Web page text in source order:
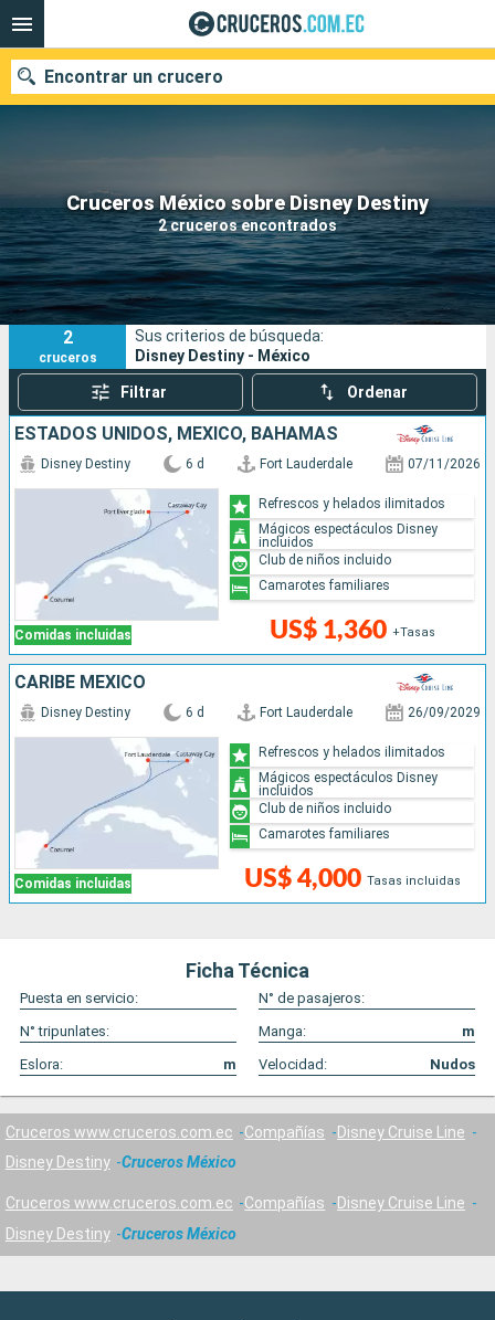
Cruceros México sobre Disney Destiny
2 cruceros encontrados
Encontrar un crucero
Nuestros destinos
Fecha de salida
Puertos Compañías
Buscar
2
cruceros
Sus criterios de búsqueda:
Disney Destiny - México
Filtrar Ordenar
ESTADOS UNIDOS, MÉXICO, BAHAMAS
Comidas incluidas
Disney Destiny 6 d Fort Lauderdale 07/11/2026
US$ 1,360 +Tasas
Refrescos y helados ilimitados
Mágicos espectáculos Disney
incluidos
Club de niños incluido
Camarotes familiares
CARIBE MEXICO
Comidas incluidas
Disney Destiny 6 d Fort Lauderdale 26/09/2029
US$ 4,000 Tasas incluidas
Refrescos y helados ilimitados
Mágicos espectáculos Disney
incluidos
Club de niños incluido
Camarotes familiares
Ficha Técnica
Puesta en servicio:
N° de pasajeros:
N° tripunlates:
Manga:
m
Eslora:
m Velocidad: Nudos
Cruceros www.cruceros.com.ec Compañías
Disney Cruise Line
Disney Destiny
Cruceros México
Cruceros www.cruceros.com.ec Compañías
Disney Cruise Line
Disney Destiny
Cruceros México